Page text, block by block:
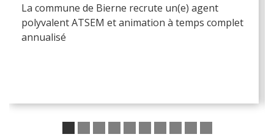
La commune de Bierne recrute un(e) agent
polyvalent ATSEM et animation à temps complet
annualisé